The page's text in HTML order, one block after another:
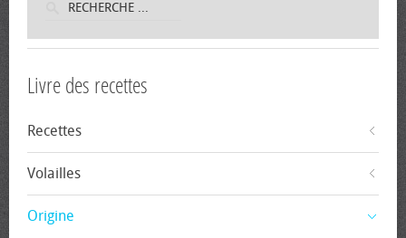
Livre des recettes
Recettes
Volailles
Origine